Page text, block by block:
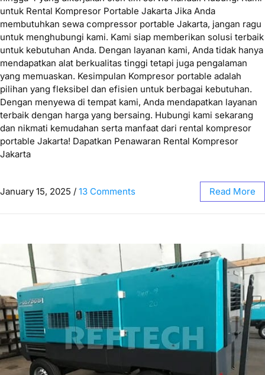
untuk Rental Kompresor Portable Jakarta Jika Anda
membutuhkan sewa compressor portable Jakarta, jangan ragu
untuk menghubungi kami. Kami siap memberikan solusi terbaik
untuk kebutuhan Anda. Dengan layanan kami, Anda tidak hanya
mendapatkan alat berkualitas tinggi tetapi juga pengalaman
yang memuaskan. Kesimpulan Kompresor portable adalah
pilihan yang fleksibel dan efisien untuk berbagai kebutuhan.
Dengan menyewa di tempat kami, Anda mendapatkan layanan
terbaik dengan harga yang bersaing. Hubungi kami sekarang
dan nikmati kemudahan serta manfaat dari rental kompresor
portable Jakarta! Dapatkan Penawaran Rental Kompresor
Jakarta
January 15, 2025 / 13 Comments Read More